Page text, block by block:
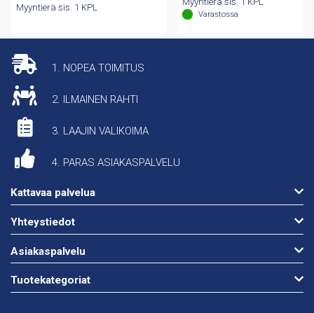
Myyntierä sis. 1 KPL
Varastossa
1. NOPEA TOIMITUS
2. ILMAINEN RAHTI
3. LAAJIN VALIKOIMA
4. PARAS ASIAKASPALVELU
Kattavaa palvelua
Yhteystiedot
Asiakaspalvelu
Tuotekategoriat